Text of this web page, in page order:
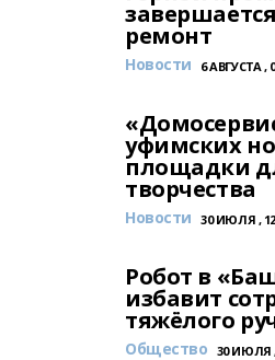
ремонт
Новости 6 АВГУСТА ,
уфимских
площадки
творчества
Новости 30 ИЮЛЯ ,
Робот в
избавит
тяжёлого
Общество 30 ИЮЛЯ ,